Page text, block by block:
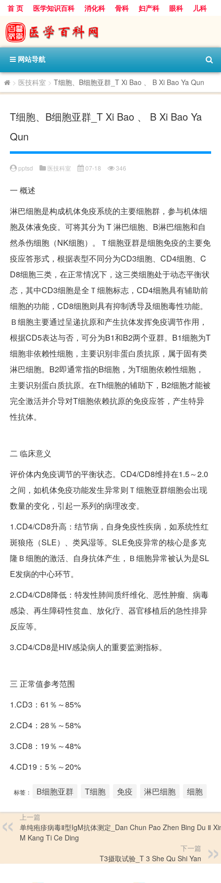
首 页 医学知识百科 消化科 骨科 妇产科 眼科
儿科
心血管病科
呼吸科 神经科
内分泌科
口腔科
网站导航
> 医技科室 > T细胞、B细胞亚群_T Xi Bao 、 B Xi Bao Ya Qun
T细胞、B细胞亚群_T Xi Bao 、 B Xi Bao Ya
Qun
pptsd 医技科室 07-18 346
一 概述
淋巴细胞是构成机体免疫系统的主要细胞群，参与机体细
胞及体液免疫。可将其分为 T 淋巴细胞、B淋巴细胞和自
然杀伤细胞（NK细胞）。Ｔ细胞亚群是细胞免疫的主要免
疫应答形式，根据表型不同分为CD3细胞、CD4细胞、C
D8细胞三类，在正常情况下，这三类细胞处于动态平衡状
态，其中CD3细胞是全Ｔ细胞标志，CD4细胞具有辅助前
细胞的功能，CD8细胞则具有抑制诱导及细胞毒性功能。
Ｂ细胞主要通过呈递抗原和产生抗体发挥免疫调节作用，
根据CD5表达与否，可分为B1和B2两个亚群。B1细胞为T
细胞非依赖性细胞，主要识别非蛋白质抗原，属于固有类
淋巴细胞。B2即通常指的B细胞，为T细胞依赖性细胞，
主要识别蛋白质抗原。在Th细胞的辅助下，B2细胞才能被
完全激活并介导对T细胞依赖抗原的免疫应答，产生特异
性抗体。
二 临床意义
评价体内免疫调节的平衡状态。CD4/CD8维持在1.5～2.0
之间，如机体免疫功能发生异常则Ｔ细胞亚群细胞会出现
数量的变化，引起一系列的病理改变。
1.CD4/CD8升高：结节病，自身免疫性疾病，如系统性红
斑狼疮（SLE）、类风湿等。SLE免疫异常的核心是多克
隆Ｂ细胞的激活、自身抗体产生，Ｂ细胞异常被认为是SL
E发病的中心环节。
2.CD4/CD8降低：特发性肺间质纤维化、恶性肿瘤、病毒
感染、再生障碍性贫血、放化疗、器官移植后的急性排异
反应等。
3.CD4/CD8是HIV感染病人的重要监测指标。
三 正常值参考范围
1.CD3：61％～85%
2.CD4：28％～58%
3.CD8：19％～48%
4.CD19：5％～20%
标签： B细胞亚群 T细胞 免疫 淋巴细胞 细胞
上一篇
单纯疱疹病毒Ⅱ型IgM抗体测定_Dan Chun Pao Zhen Bing Du Ⅱ
M Kang Ti Ce Ding
下一篇
T3摄取试验_T 3 She Qu Shi Yan